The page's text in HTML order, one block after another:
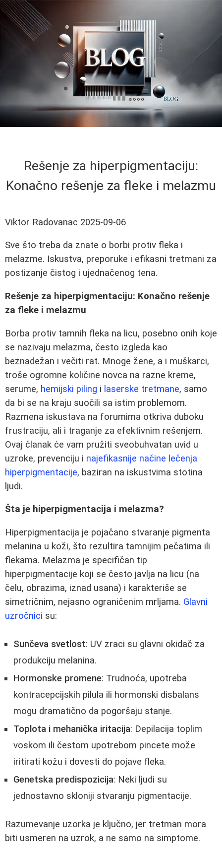
Rešenje za hiperpigmentaciju:
Konačno rešenje za fleke i melazmu
Viktor Radovanac 2025-09-06
Sve što treba da znate o borbi protiv fleka i
melazme. Iskustva, preporuke i efikasni tretmani za
postizanje čistog i ujednačenog tena.
Rešenje za hiperpigmentaciju: Konačno rešenje
za fleke i melazmu
Borba protiv tamnih fleka na licu, posebno onih koje
se nazivaju melazma, često izgleda kao
beznadežan i večiti rat. Mnoge žene, a i muškarci,
troše ogromne količine novca na razne kreme,
serume, hemijski piling i laserske tretmane, samo
da bi se na kraju suočili sa istim problemom.
Razmena iskustava na forumima otkriva duboku
frustraciju, ali i traganje za efektivnim rešenjem.
Ovaj članak će vam pružiti sveobuhvatan uvid u
uzroke, prevenciju i najefikasnije načine lečenja
hiperpigmentacije, baziran na iskustvima stotina
ljudi.
Šta je hiperpigmentacija i melazma?
Hiperpigmentacija je pojačano stvaranje pigmenta
melanina u koži, što rezultira tamnijim pečatima ili
flekama. Melazma je specifičan tip
hiperpigmentacije koji se često javlja na licu (na
čelu, obrazima, iznad usana) i karakteriše se
simetričnim, nejasno ograničenim mrljama. Glavni
uzročnici su:
Sunčeva svetlost: UV zraci su glavni okidač za
produkciju melanina.
Hormonske promene: Trudnoća, upotreba
kontracepcijskih pilula ili hormonski disbalans
mogu dramatično da pogoršaju stanje.
Toplota i mehanička iritacija: Depilacija toplim
voskom ili čestom upotrebom pincete može
iritirati kožu i dovesti do pojave fleka.
Genetska predispozicija: Neki ljudi su
jednostavno skloniji stvaranju pigmentacije.
Razumevanje uzorka je ključno, jer tretman mora
biti usmeren na uzrok, a ne samo na simptome.